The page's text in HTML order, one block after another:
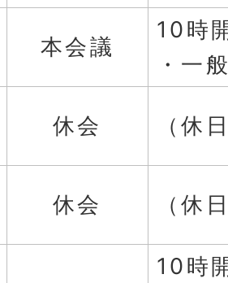
本会議
10時
・一
休会 （休
休会 （休
10時